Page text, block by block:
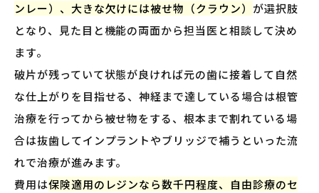
ンレー）、大きな欠けには被せ物（クラウン） が選択肢
となり、見た目と機能の両面から担当医と相談して決め
ます。
破片が残っていて状態が良ければ元の歯に接着して自然
な仕上がりを目指せる、神経まで達している場合は根管
治療を行ってから被せ物をする、根本まで割れている場
合は抜歯してインプラントやブリッジで補うといった流
れで治療が進みます。
費用は保険適用のレジンなら数千円程度、自由診療のセ